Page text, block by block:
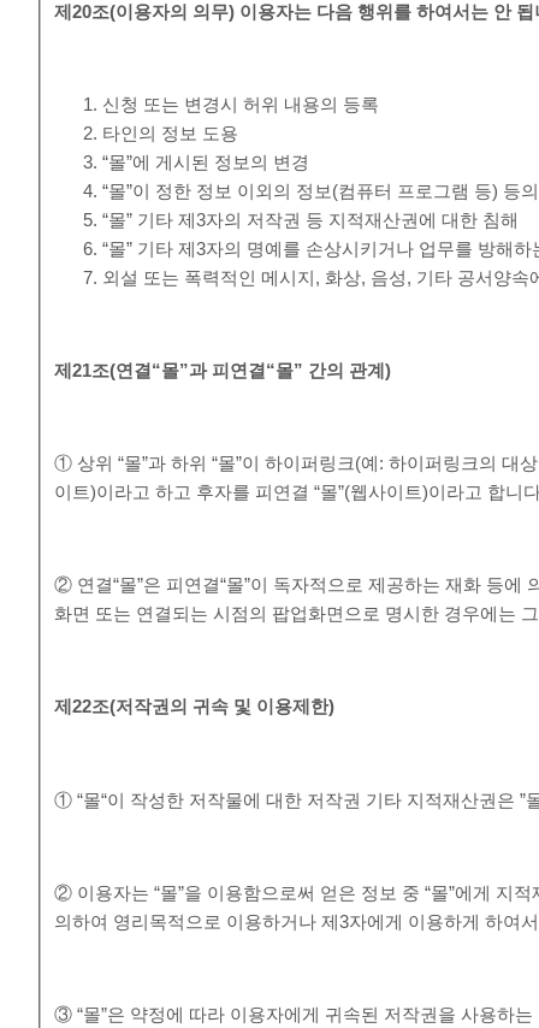
제20조(이용자의 의무) 이용자는 다음 행위를 하여서는 안 됩
신청 또는 변경시 허위 내용의 등록
타인의 정보 도용
“몰”에 게시된 정보의 변경
“몰”이 정한 정보 이외의 정보(컴퓨터 프로그램 등) 등
“몰” 기타 제3자의 저작권 등 지적재산권에 대한 침해
“몰” 기타 제3자의 명예를 손상시키거나 업무를 방해하
외설 또는 폭력적인 메시지, 화상, 음성, 기타 공서양
제21조(연결 “몰”과 피연결 “몰” 간의 관계)
① 상위 “몰”과 하위 “몰”이 하이퍼링크(예: 하이퍼링크의 대
이트)이라고 하고 후자를 피연결 “몰”(웹사이트)이라고 합니
② 연결“몰”은 피연결“몰”이 독자적으로 제공하는 재화 등에
화면 또는 연결되는 시점의 팝업화면으로 명시한 경우에는
제22조(저작권의 귀속 및 이용제한)
① “몰“이 작성한 저작물에 대한 저작권 기타 지적재산권은 ”
② 이용자는 “몰”을 이용함으로써 얻은 정보 중 “몰”에게 지
의하여 영리목적으로 이용하거나 제3자에게 이용하게 하여
③ “몰”은 약정에 따라 이용자에게 귀속된 저작권을 사용하